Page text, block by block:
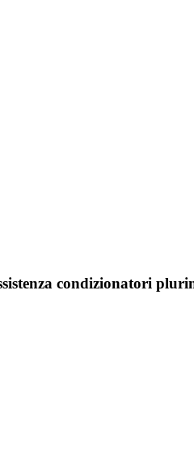
condizionatori